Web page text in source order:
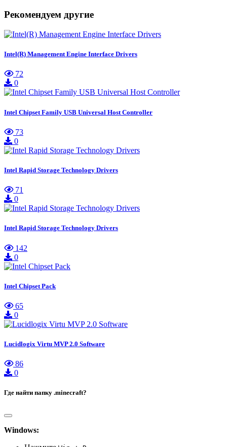
Рекомендуем другие
Intel(R) Management Engine Interface Drivers
72
0
Intel Chipset Family USB Universal Host Controller
73
0
Intel Rapid Storage Technology Drivers
71
0
Intel Rapid Storage Technology Drivers
142
0
Intel Chipset Pack
65
0
Lucidlogix Virtu MVP 2.0 Software
86
0
Где найти папку .minecraft?
Windows: